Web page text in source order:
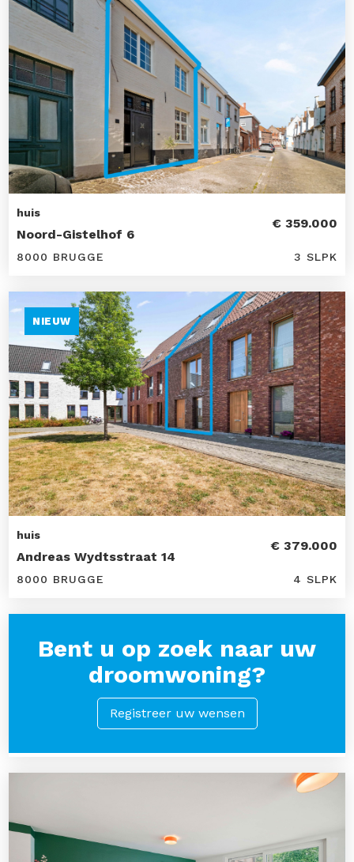
huis
Noord-Gistelhof 6
€ 359.000
8000 BRUGGE 3 SLPK
NIEUW
huis
Andreas Wydtsstraat 14
€ 379.000
8000 BRUGGE 4 SLPK
Bent u op zoek naar uw
droomwoning?
Registreer uw wensen